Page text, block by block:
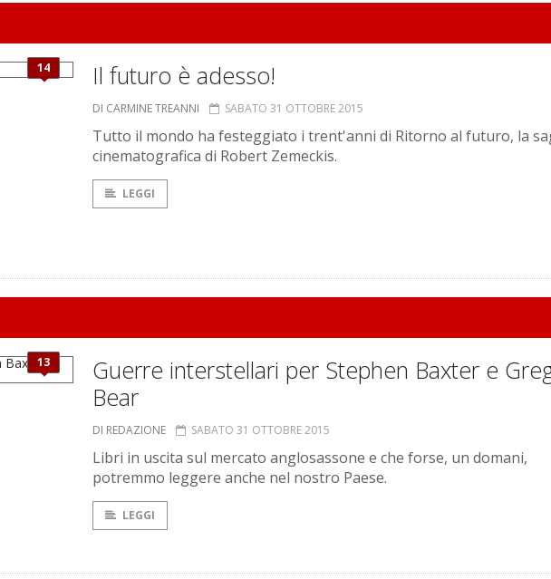
14 Il futuro è adesso!
DI CARMINE TREANNI SABATO 31 OTTOBRE 2015
Tutto il mondo ha festeggiato i trent'anni di Ritorno al futuro, la
cinematografica di Robert Zemeckis.
LEGGI
13
Guerre interstellari per Stephen Baxter e
Bear
DI REDAZIONE SABATO 31 OTTOBRE 2015
Libri in uscita sul mercato anglosassone e che forse, un domani,
potremmo leggere anche nel nostro Paese.
LEGGI